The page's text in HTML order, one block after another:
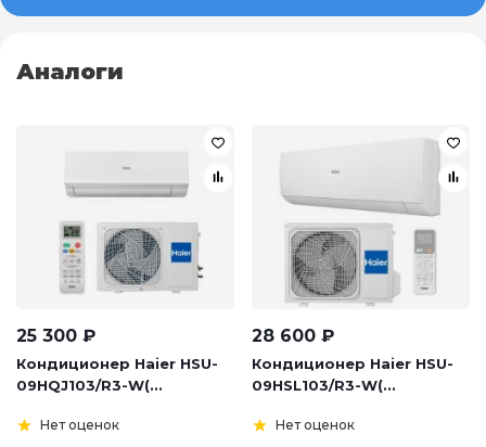
Аналоги
25 300 ₽
Кондиционер Haier HSU-
09HQJ103/R3-W(...
Нет оценок
28 600 ₽
Кондиционер Haier HSU-
09HSL103/R3-W(...
Нет оценок